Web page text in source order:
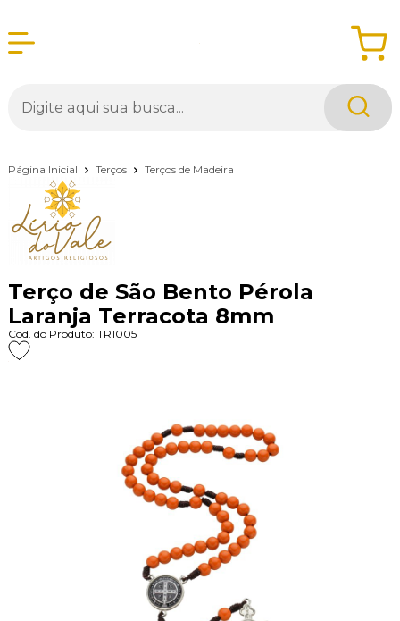
Página Inicial Terços Terços de Madeira
Terço de São Bento Pérola
Laranja Terracota 8mm
Cod. do Produto: TR1005